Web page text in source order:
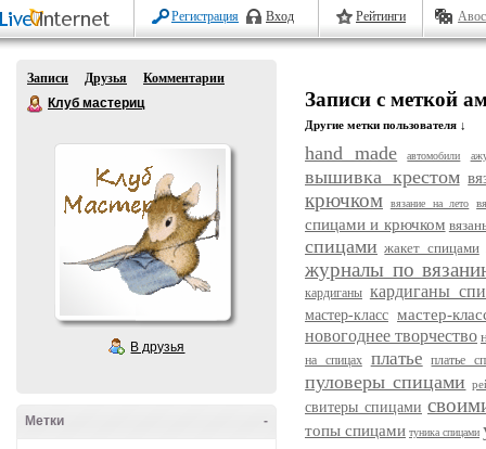
Регистрация Вход Рейтинги
Записи Друзья
Комментарии
Клуб мастериц
В друзья
-
Метки
Записи с меткой
Другие метки пользователя ↓
hand made автомобили
вышивка крестом
крючком вязание на лето
спицами и крючком
спицами жакет спицами
журналы по
кардиганы кардиганы
мастер-класс мастер-
новогоднее творчество
на спицах платье платье
пуловеры спицами
свитеры спицами
топы спицами туника спицами